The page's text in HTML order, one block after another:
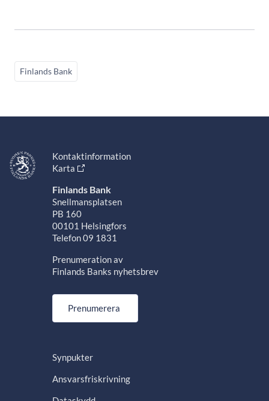
Finlands Bank
Kontaktinformation
Karta
Finlands Bank
Snellmansplatsen
PB 160
00101 Helsingfors
Telefon 09 1831
Prenumeration av
Finlands Banks nyhetsbrev
Prenumerera
Synpukter
Ansvarsfriskrivning